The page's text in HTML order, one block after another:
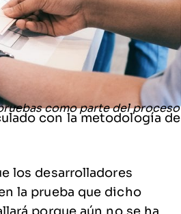
con la metodología de
los desarrolladores
la prueba que dicho
porque aún no se ha